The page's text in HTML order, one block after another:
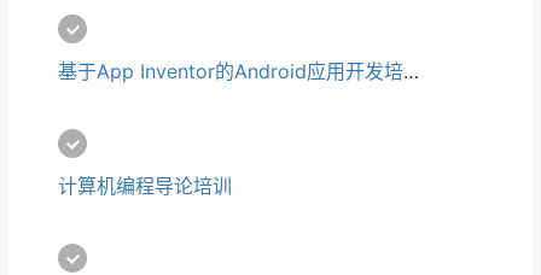
基于App Inventor的Android应用开发培训
计算机编程导论培训